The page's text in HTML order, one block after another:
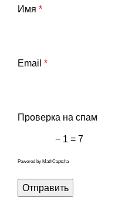
Имя *
Email *
Проверка на спам
− 1 = 7
Powered by MathCaptcha